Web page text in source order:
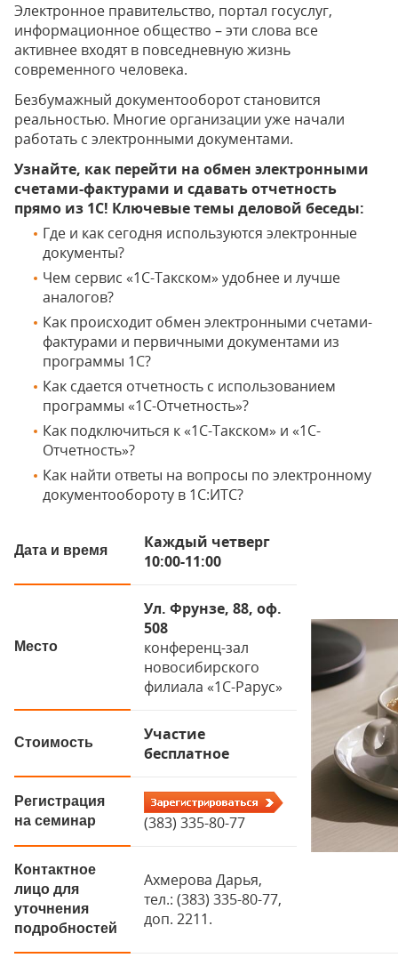
Электронное правительство, портал госуслуг,
информационное общество – эти слова все
активнее входят в повседневную жизнь
современного человека.
Безбумажный документооборот становится
реальностью. Многие организации уже начали
работать с электронными документами.
Узнайте, как перейти на обмен электронными
счетами-фактурами и сдавать отчетность
прямо из 1С! Ключевые темы деловой беседы:
Где и как сегодня используются электронные
документы?
Чем сервис «1С-Такском» удобнее и лучше
аналогов?
Как происходит обмен электронными счетами-
фактурами и первичными документами из
программы 1С?
Как сдается отчетность с использованием
программы «1С-Отчетность»?
Как подключиться к «1С-Такском» и «1С-
Отчетность»?
Как найти ответы на вопросы по электронному
документообороту в 1С:ИТС?
Дата и время
Каждый четверг
10:00-11:00
Место
Ул. Фрунзе, 88, оф.
508
конференц-зал
новосибирского
филиала «1С-Рарус»
Стоимость
Участие
бесплатное
Регистрация
на семинар
(383) 335-80-77
Контактное
лицо для
уточнения
подробностей
Ахмерова Дарья,
тел.: (383) 335-80-77,
доп. 2211.